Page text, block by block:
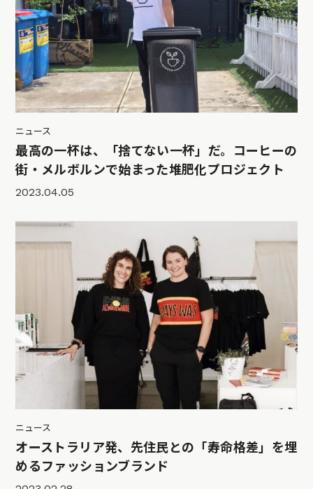
ニュース
最高の一杯は、「捨てない一杯」だ。コーヒーの
街・メルボルンで始まった堆肥化プロジェクト
2023.04.05
ニュース
オーストラリア発、先住民との「寿命格差」を埋
めるファッションブランド